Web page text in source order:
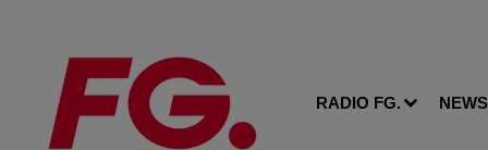
RADIO FG. NEWS